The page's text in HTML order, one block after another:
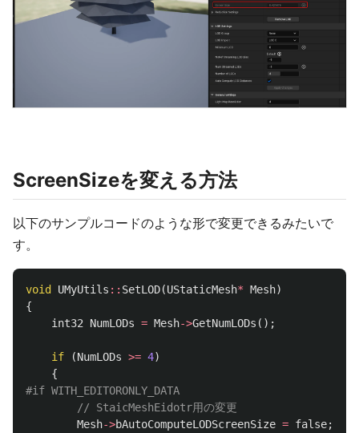
ScreenSizeを変える方法
以下のサンプルコードのような形で変更できるみたいで
す。
void UMyUtils :: SetLOD(UStaticMesh* Mesh)
{
int32
NumLODs = Mesh->GetNumLODs ();
if (NumLODs >= 4)
{
// StaicMeshEidotr用の変更
Mesh->bAutoComputeLODScreenSize = false;